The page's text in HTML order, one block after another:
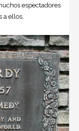
espectadores
a ellos.